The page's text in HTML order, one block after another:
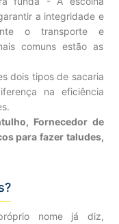
a integridade e
o transporte e
comuns estão as
dois tipos de sacaria
na eficiência
Fornecedor de
para fazer taludes,
nome já diz,